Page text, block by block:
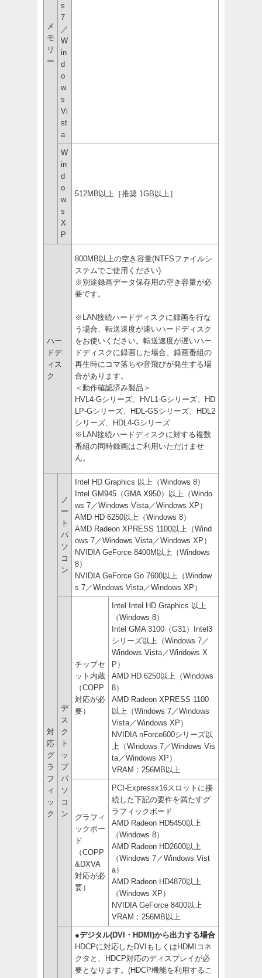
メ
モ
リ
ー
s
7
／
W
in
d
o
w
s
Vi
st
a
W
in
d
o
w
s
X
P
512MB以上［推奨 1GB以上］
ハー
ドデ
ィス
ク
800MB以上の空き容量(NTFSファイルシ
ステムでご使用ください)
※別途録画データ保存用の空き容量が必
要です。
※LAN接続ハードディスクに録画を行な
う場合、転送速度が速いハードディスク
をお使いください。転送速度が遅いハー
ドディスクに録画した場合、録画番組の
再生時にコマ落ちや音飛びが発生する場
合があります。
＜動作確認済み製品＞
HVL4-Gシリーズ、HVL1-Gシリーズ、HD
LP-Gシリーズ、HDL-GSシリーズ、HDL2
シリーズ、HDL4-Gシリーズ
※LAN接続ハードディスクに対する複数
番組の同時録画はご利用いただけませ
ん。
対
応
グ
ラ
フ
ィ
ッ
ク
ノ
ー
ト
パ
ソ
コ
ン
Intel HD Graphics 以上（Windows 8）
Intel GM945（GMA X950）以上（Windo
ws 7／Windows Vista／Windows XP）
AMD HD 6250以上（Windows 8）
AMD Radeon XPRESS 1100以上（Wind
ows 7／Windows Vista／Windows XP）
NVIDIA GeForce 8400M以上（Windows
8）
NVIDIA GeForce Go 7600以上（Window
s 7／Windows Vista／Windows XP）
デ
ス
ク
ト
ッ
プ
パ
ソ
コ
ン
チップセ
ット内蔵
（COPP
対応が必
要）
Intel Intel HD Graphics 以上
（Windows 8）
Intel GMA 3100（G31）Intel3
シリーズ以上（Windows 7／
Windows Vista／Windows X
P）
AMD HD 6250以上（Windows
8）
AMD Radeon XPRESS 1100
以上（Windows 7／Windows
Vista／Windows XP）
NVIDIA nForce600シリーズ以
上（Windows 7／Windows Vis
ta／Windows XP）
VRAM：256MB以上
グラフィ
ックボー
ド
（COPP
&DXVA
対応が必
要）
PCI-Expressx16スロットに接
続した下記の要件を満たすグ
ラフィックボード
AMD Radeon HD5450以上
（Windows 8）
AMD Radeon HD2600以上
（Windows 7／Windows Vist
a）
AMD Radeon HD4870以上
（Windows XP）
NVIDIA GeForce 8400以上
VRAM：256MB以上
●デジタル(DVI・HDMI)から出力する場合
HDCPに対応したDVIもしくはHDMIコネ
クタと、HDCP対応のディスプレイが必
要となります。(HDCP機能を利用するこ